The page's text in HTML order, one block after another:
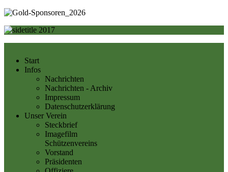
Start
Infos
Nachrichten
Nachrichten - Archiv
Impressum
Datenschutzerklärung
Unser Verein
Steckbrief
Imagefilm
Schützenvereins
Vorstand
Präsidenten